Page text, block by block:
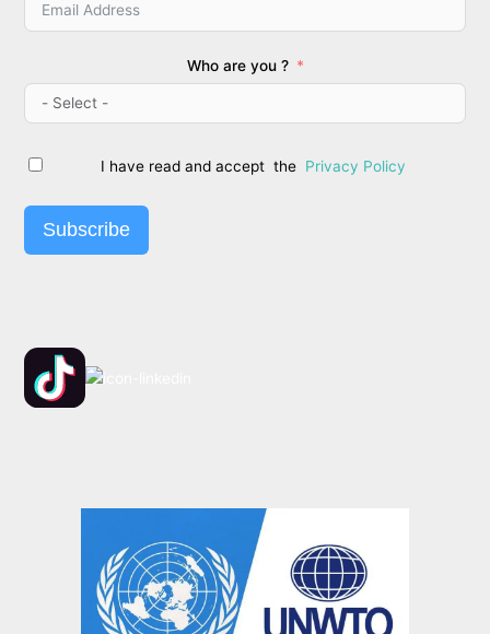
Who are you ?
I have read and accept the Privacy Policy
Subscribe